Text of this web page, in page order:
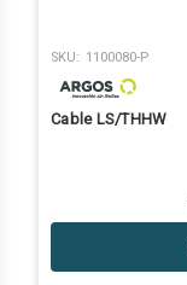
SKU: 1100080-P
Cable LS/THHW